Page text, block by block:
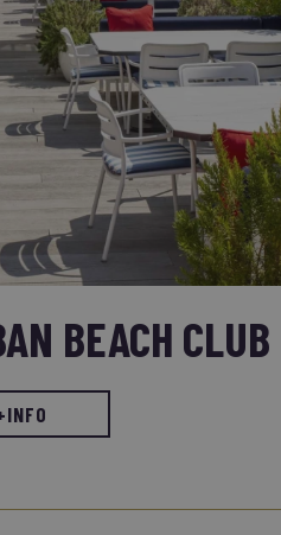
BEACH CLUB